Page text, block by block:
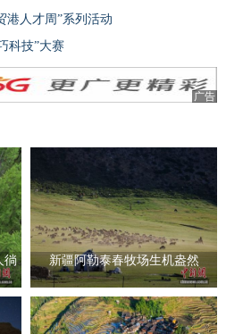
港人才周”系列活动
科技”大赛
广告
徜
新疆阿勒泰春牧场生机盎然